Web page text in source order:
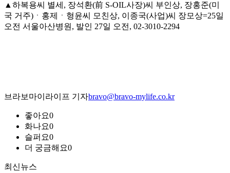
▲하복용씨 별세, 장석환(前 S-OIL사장)씨 부인상, 장홍준(미
국 거주)ㆍ홍제ㆍ형윤씨 모친상, 이종국(사업)씨 장모상=25일
오전 서울아산병원, 발인 27일 오전, 02-3010-2294
브라보마이라이프 기자bravo@bravo-mylife.co.kr
좋아요0
화나요0
슬퍼요0
더 궁금해요0
최신뉴스